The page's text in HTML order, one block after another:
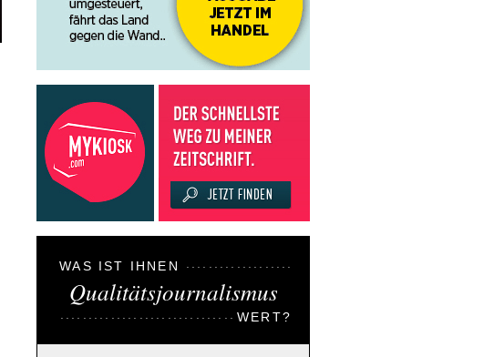
WAS IST IHNEN
Qualitätsjournalismus
WERT?